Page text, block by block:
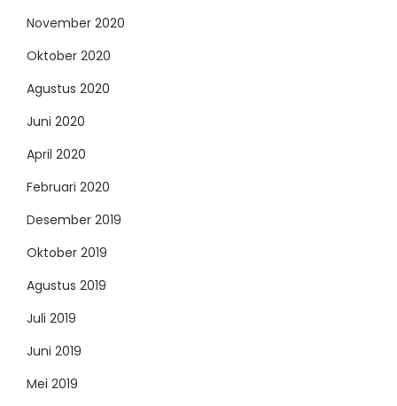
November 2020
Oktober 2020
Agustus 2020
Juni 2020
April 2020
Februari 2020
Desember 2019
Oktober 2019
Agustus 2019
Juli 2019
Juni 2019
Mei 2019